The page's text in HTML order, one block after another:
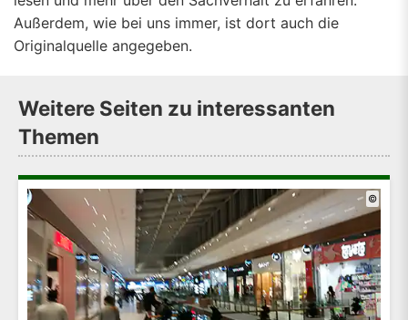
Außerdem, wie bei uns immer, ist dort auch die
Originalquelle angegeben.
Weitere Seiten zu interessanten
Themen
©